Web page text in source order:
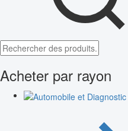
Acheter par rayon